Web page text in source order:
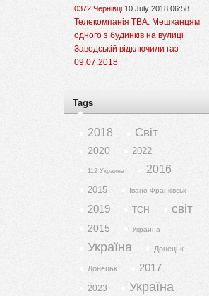
0372 Чернівці 10 July 2018 06:58
Телекомпанія ТВА: Мешканцям
одного з будинків на вулиці
Заводській відключили газ
09.07.2018
Tags
2018 Світ
2020 2022
112 Украина 2016
2015 Івано-Франківськ
2019 ТСН світ
2015 Украина
Україна Донецьк
Донецьк 2017
2023 Україна